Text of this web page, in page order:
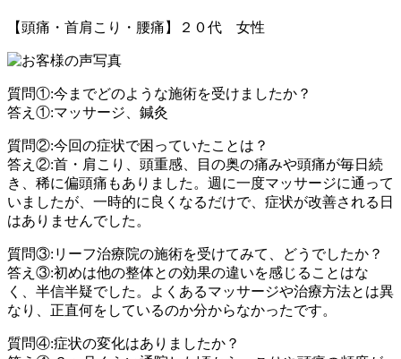
【頭痛・首肩こり・腰痛】２０代 女性
質問①:今までどのような施術を受けましたか？
答え①:マッサージ、鍼灸
質問②:今回の症状で困っていたことは？
答え②:首・肩こり、頭重感、目の奥の痛みや頭痛が毎日続
き、稀に偏頭痛もありました。週に一度マッサージに通って
いましたが、一時的に良くなるだけで、症状が改善される日
はありませんでした。
質問③:リーフ治療院の施術を受けてみて、どうでしたか？
答え③:初めは他の整体との効果の違いを感じることはな
く、半信半疑でした。よくあるマッサージや治療方法とは異
なり、正直何をしているのか分からなかったです。
質問④:症状の変化はありましたか？